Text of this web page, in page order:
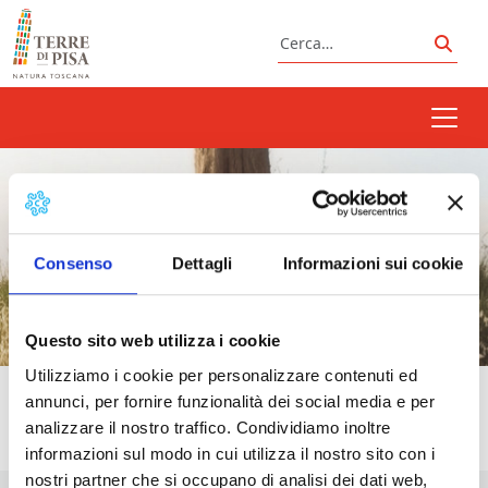
Consenso Dettagli Informazioni sui cookie
Questo sito web utilizza i cookie
Utilizziamo i cookie per personalizzare contenuti ed
annunci, per fornire funzionalità dei social media e per
analizzare il nostro traffico. Condividiamo inoltre
informazioni sul modo in cui utilizza il nostro sito con i
nostri partner che si occupano di analisi dei dati web,
Vai al contenuto
Cerca
Terre di Pisa Post Card